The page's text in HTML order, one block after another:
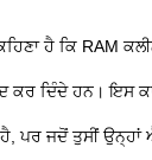
ਕਹਿਣਾ ਹੈ ਕਿ RAM
ਕਰ ਦਿੰਦੇ ਹਨ। ਇਸ
ਹੈ, ਪਰ ਜਦੋਂ ਤੁਸੀਂ